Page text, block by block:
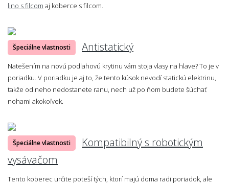
lino s filcom aj koberce s filcom.
Špeciálne vlastnosti Antistatický
Natešením na novú podlahovú krytinu vám stoja vlasy na hlave? To je v
poriadku. V poriadku je aj to, že tento kúsok nevodí statickú elektrinu,
takže od neho nedostanete ranu, nech už po ňom budete šúchať
nohami akokoľvek.
Špeciálne vlastnosti
Kompatibilný s robotickým
vysávačom
Tento koberec určite poteší tých, ktorí majú doma radi poriadok, ale